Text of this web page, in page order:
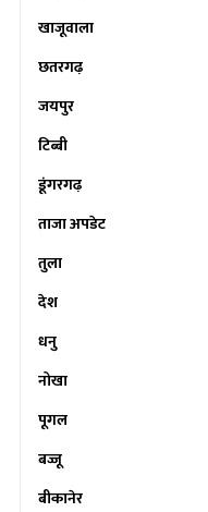
खाजूवाला
छतरगढ़
जयपुर
टिब्बी
डूंगरगढ़
ताजा अपडेट
तुला
देश
धनु
नोखा
पूगल
बज्जू
बीकानेर